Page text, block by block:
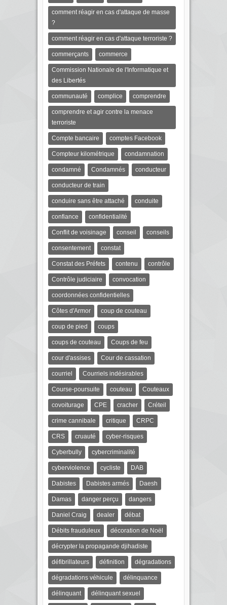
comment réagir en cas d'attaque de masse
?
comment réagir en cas d'attaque terroriste ?
commerçants commerce
Commission Nationale de l'Informatique et
des Libertés
communauté complice comprendre
comprendre et agir contre la menace
terroriste
Compte bancaire comptes Facebook
Compteur kilométrique condamnation
condamné Condamnés conducteur
conducteur de train
conduire sans être attaché conduite
confiance confidentialité
Conflit de voisinage conseil conseils
consentement constat
Constat des Préfets contenu contrôle
Contrôle judiciaire convocation
coordonnées confidentielles
Côtes d'Armor coup de couteau
coup de pied coups
coups de couteau Coups de feu
cour d'assises Cour de cassation
courriel Courriels indésirables
Course-poursuite couteau Couteaux
covoiturage CPE cracher Créteil
crime cannibale critique CRPC
CRS cruauté cyber-risques
Cyberbully cybercriminalité
cyberviolence cycliste DAB
Dabistes Dabistes armés Daesh
Damas danger perçu dangers
Daniel Craig dealer débat
Débits frauduleux décoration de Noël
décrypter la propagande djihadiste
défibrillateurs définition dégradations
dégradations véhicule délinquance
délinquant délinquant sexuel